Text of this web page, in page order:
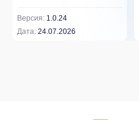
Версия: 1.0.24
Дата: 24.07.2026